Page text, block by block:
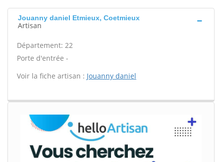
Jouanny daniel Etmieux, Coetmieux
Artisan
Département: 22
Porte d'entrée -
Voir la fiche artisan : Jouanny daniel